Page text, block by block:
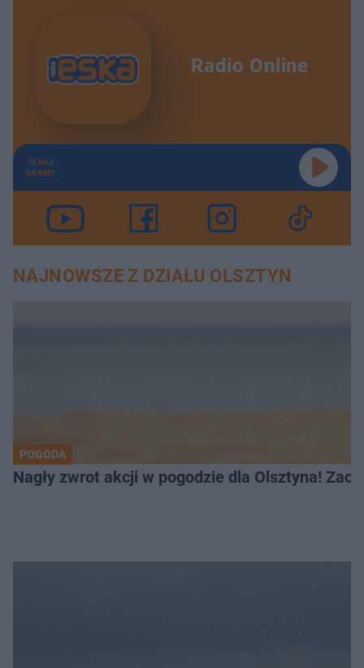
Radio Online
TERAZ
GRAMY
NAJNOWSZE Z DZIAŁU OLSZTYN
POGODA
Nagły zwrot akcji w pogodzie dla Olsztyna!